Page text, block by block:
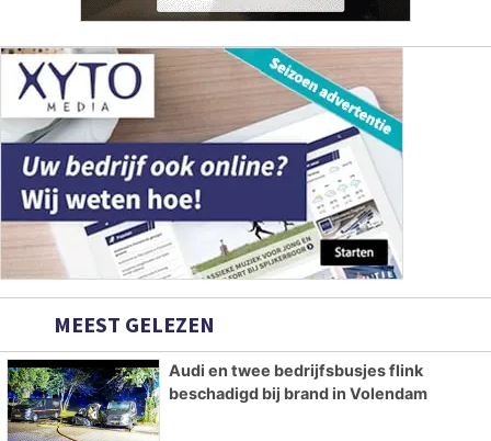
MEEST GELEZEN
Audi en twee bedrijfsbusjes flink
beschadigd bij brand in Volendam